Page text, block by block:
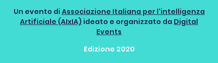
Un evento di Associazione Italiana per l'intelligenza
Artificiale (AIxIA) ideato e organizzato da Digital
Events
Edizione 2020